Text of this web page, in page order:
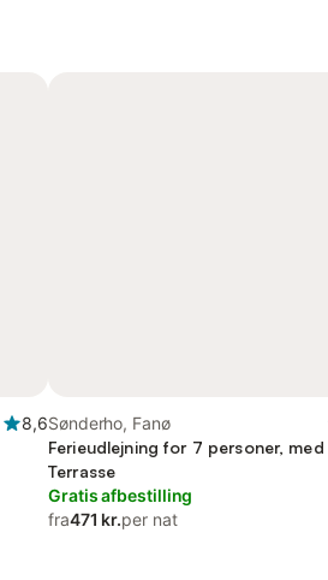
8,6Sønderho, Fanø
Ferieudlejning for 7 personer, med
Terrasse
Gratis afbestilling
fra471 kr.per nat